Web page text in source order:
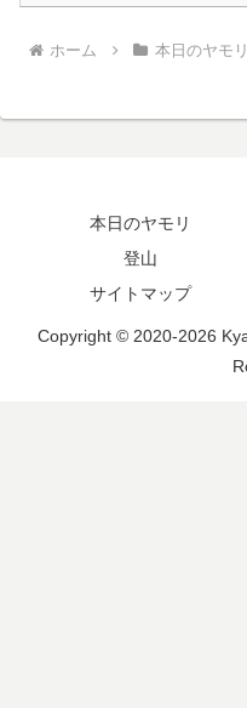
ホーム 本日のヤモリ
本日のヤモリ
登山
サイトマップ
Copyright © 2020-2026